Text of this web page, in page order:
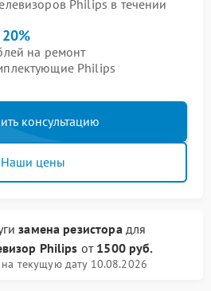
Philips в течении
20%
на ремонт
Philips
консультацию
Наши цены
замена резисторадля
Philips от 1500 руб.
текущую дату 10.08.2026